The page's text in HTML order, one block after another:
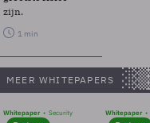
zijn.
1 min
MEER WHITEPAPERS
Whitepaper Security Whitepaper